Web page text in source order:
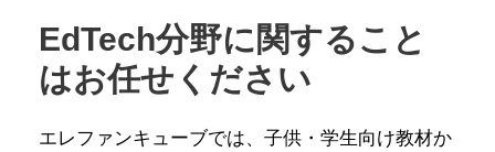
EdTech分野に関すること
はお任せください
エレファンキューブでは、子供・学生向け教材か